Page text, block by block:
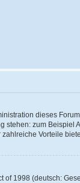
dieses
stehen: zum
Vorteile
of 1998 (deutsch: